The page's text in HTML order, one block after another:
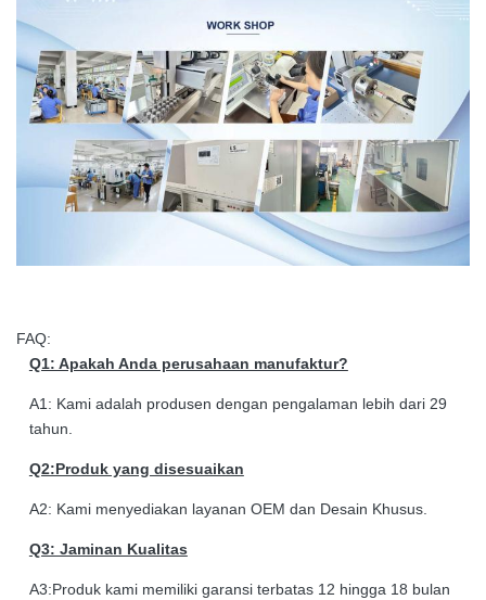
FAQ:
Q1: Apakah Anda perusahaan manufaktur?
A1: Kami adalah produsen dengan pengalaman lebih dari 29
tahun.
Q2:Produk yang disesuaikan
A2: Kami menyediakan layanan OEM dan Desain Khusus.
Q3: Jaminan Kualitas
A3:Produk kami memiliki garansi terbatas 12 hingga 18 bulan